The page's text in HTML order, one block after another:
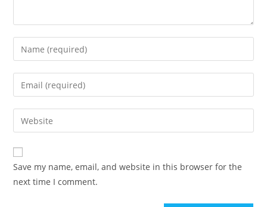
Save my name, email, and website in this browser for the
next time I comment.